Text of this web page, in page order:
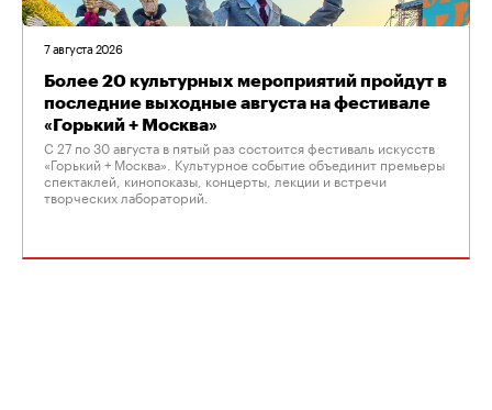
7 августа 2026
Более 20 культурных мероприятий пройдут в
последние выходные августа на фестивале
«Горький + Москва»
С 27 по 30 августа в пятый раз состоится фестиваль искусств
«Горький + Москва». Культурное событие объединит премьеры
спектаклей, кинопоказы, концерты, лекции и встречи
творческих лабораторий.